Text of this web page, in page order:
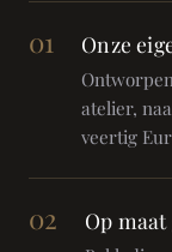
01 Onze
atelier,
veertig
02 Op